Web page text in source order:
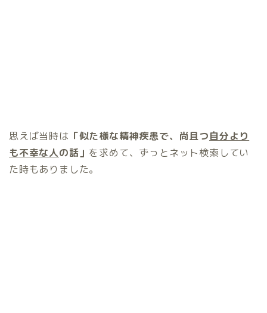
思えば当時は 「似た様な精神疾患で、尚且つ自分より
も不幸な人の話」 を求めて、ずっとネット検索してい
た時もありました。